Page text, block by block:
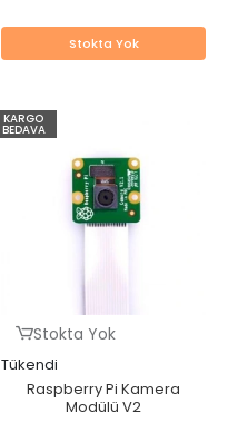
Stokta Yok
KARGO
BEDAVA
Stokta Yok
Tükendi
Raspberry Pi Kamera
Modülü V2